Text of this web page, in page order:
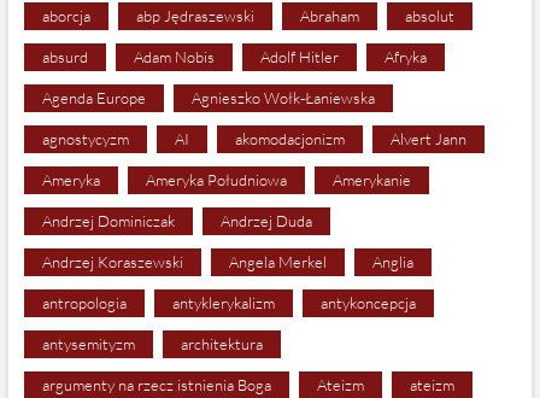
aborcja abp Jędraszewski Abraham absolut
absurd Adam Nobis Adolf Hitler Afryka
Agenda Europe Agnieszko Wołk-Łaniewska
agnostycyzm AI akomodacjonizm Alvert Jann
Ameryka Ameryka Południowa Amerykanie
Andrzej Dominiczak Andrzej Duda
Andrzej Koraszewski Angela Merkel Anglia
antropologia antyklerykalizm antykoncepcja
antysemityzm architektura
argumenty na rzecz istnienia Boga Ateizm ateizm